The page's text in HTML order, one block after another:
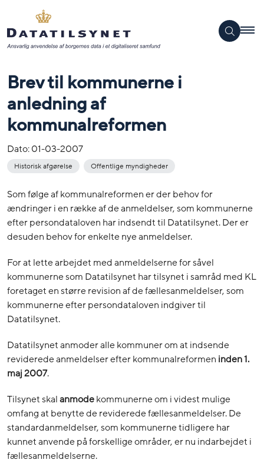
Brev til kommunerne i
anledning af
kommunalreformen
Dato:01-03-2007
Historisk afgørelse Offentlige myndigheder
Som følge af kommunalreformen er der behov for
ændringer i en række af de anmeldelser, som kommunerne
efter persondataloven har indsendt til Datatilsynet. Der er
desuden behov for enkelte nye anmeldelser.
For at lette arbejdet med anmeldelserne for såvel
kommunerne som Datatilsynet har tilsynet i samråd med KL
foretaget en større revision af de fællesanmeldelser, som
kommunerne efter persondataloven indgiver til
Datatilsynet.
Datatilsynet anmoder alle kommuner om at indsende
reviderede anmeldelser efter kommunalreformen inden 1.
maj 2007.
Tilsynet skalanmodekommunerne om i videst mulige
omfang at benytte de reviderede fællesanmeldelser. De
standardanmeldelser, som kommunerne tidligere har
kunnet anvende på forskellige områder, er nu indarbejdet i
fællesanmeldelserne.